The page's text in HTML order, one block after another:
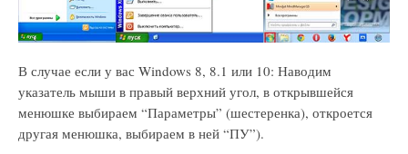
В случае если у вас Windows 8, 8.1 или 10: Наводим
указатель мыши в правый верхний угол, в открывшейся
менюшке выбираем “Параметры” (шестеренка), откроется
другая менюшка, выбираем в ней “ПУ”).